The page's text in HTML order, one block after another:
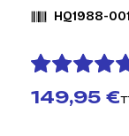
HQ1988-001
149,95 €